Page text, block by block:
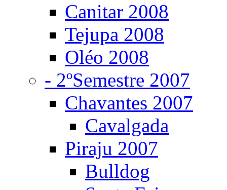
Canitar 2008
Tejupa 2008
Oléo 2008
- 2ºSemestre 2007
Chavantes 2007
Cavalgada
Piraju 2007
Bulldog